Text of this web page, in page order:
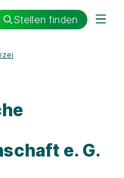
Stellen finden
e. G.